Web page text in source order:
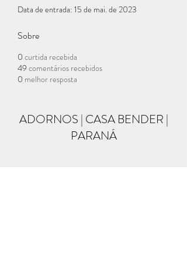
Data de entrada: 15 de mai. de 2023
Sobre
0 curtida recebida
49 comentários recebidos
0 melhor resposta
ADORNOS | CASA BENDER |
PARANÁ